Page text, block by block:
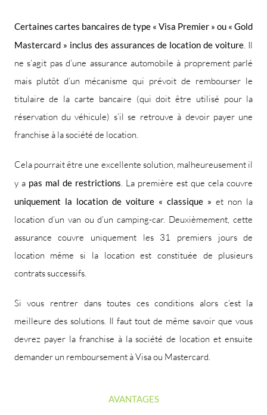
Certaines cartes bancaires de type « Visa Premier » ou « Gold
Mastercard » inclus des assurances de location de voiture. Il
ne s’agit pas d’une assurance automobile à proprement parlé
mais plutôt d’un mécanisme qui prévoit de rembourser le
titulaire de la carte bancaire (qui doit être utilisé pour la
réservation du véhicule) s’il se retrouve à devoir payer une
franchise à la société de location.
Cela pourrait être une excellente solution, malheureusement il
y a pas mal de restrictions. La première est que cela couvre
uniquement la location de voiture « classique » et non la
location d’un van ou d’un camping-car. Deuxièmement, cette
assurance couvre uniquement les 31 premiers jours de
location même si la location est constituée de plusieurs
contrats successifs.
Si vous rentrer dans toutes ces conditions alors c’est la
meilleure des solutions. Il faut tout de même savoir que vous
devrez payer la franchise à la société de location et ensuite
demander un remboursement à Visa ou Mastercard.
AVANTAGES